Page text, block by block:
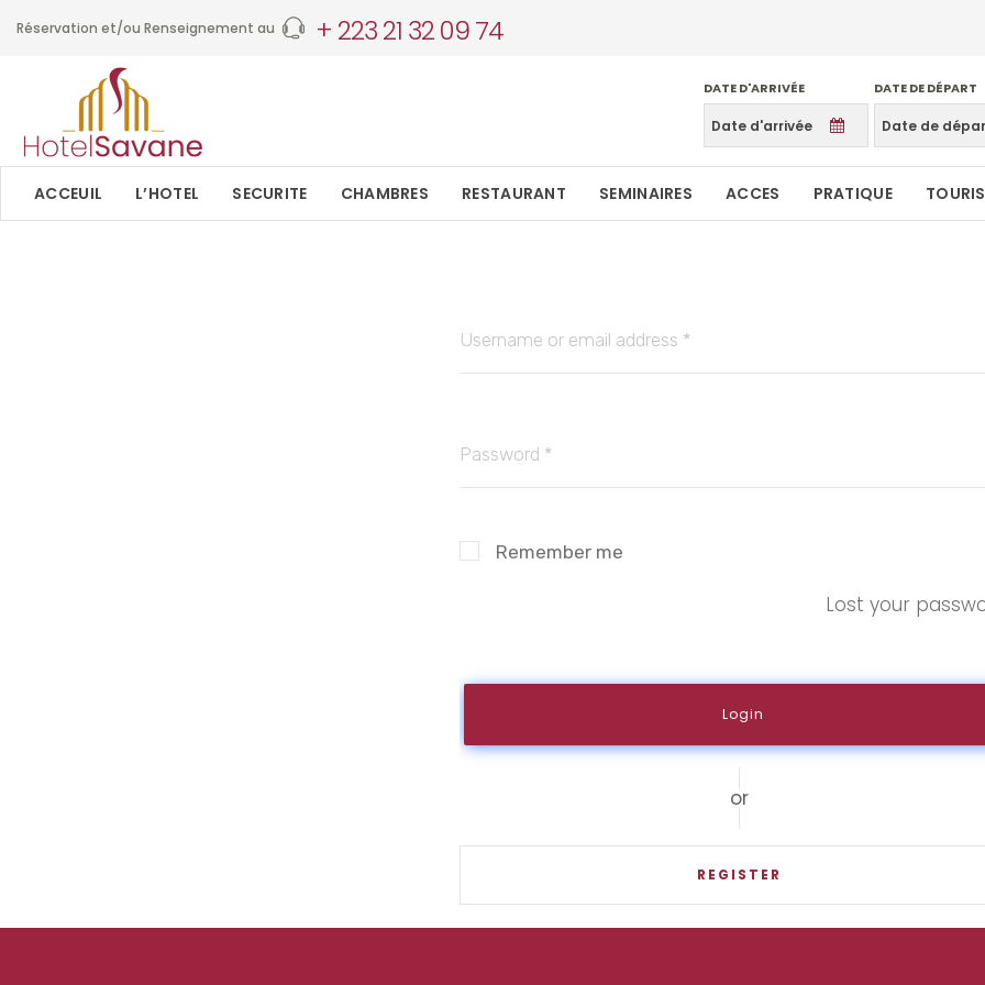
Réservation et/ou Renseignement au + 223 21 32 09 74
DATE D'ARRIVÉE DATE DE DÉPART
ACCEUIL L’HOTEL SECURITE CHAMBRES RESTAURANT SEMINAIRES ACCES PRATIQUE
Username or email address *
Password *
Remember me
Lost your
or
REGISTER